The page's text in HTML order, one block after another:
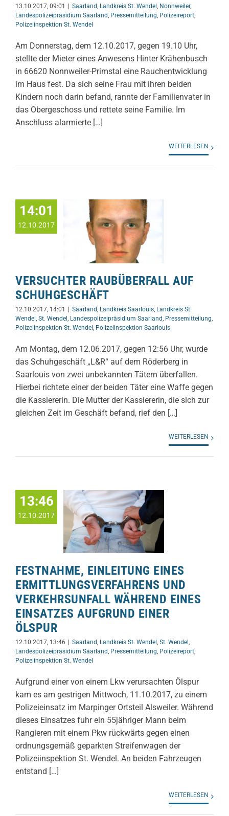
13.10.2017, 09:01 Saarland, Landkreis St. Wendel , Nonnweiler,
Landespolizeipräsidium Saarland, Pressemitteilung, Polizeireport,
Polizeiinspektion St. Wendel
Am Donnerstag, dem 12.10.2017, gegen 19.10 Uhr,
stellte der Mieter eines Anwesens Hinter Krähenbusch
in 66620 Nonnweiler-Primstal eine Rauchentwicklung
im Haus fest. Da sich seine Frau mit ihren beiden
Kindern noch darin befand, rannte der Familienvater in
das Obergeschoss und rettete seine Familie. Im
Anschluss alarmierte […]
WEITERLESEN
14:01
12.10.2017
VERSUCHTER RAUBÜBERFALL AUF
SCHUHGESCHÄFT
12.10.2017, 14:01 | Saarland Landkreis Saarlouis Landkreis St.
Wendel St. Wendel Landespolizeipräsidium Saarland Pressemitteilung
Polizeiinspektion St. Wendel Polizeiinspektion Saarlouis
Am Montag, dem 12.06.2017, gegen 12:56 Uhr, wurde
das Schuhgeschäft „L&R“ auf dem Röderberg in
Saarlouis von zwei unbekannten Tätern überfallen.
Hierbei richtete einer der beiden Täter eine Waffe gegen
die Kassiererin. Die Mutter der Kassiererin, die sich zur
gleichen Zeit im Geschäft befand, rief den […]
WEITERLESEN
13:46
12.10.2017
FESTNAHME, EINLEITUNG EINES
ERMITTLUNGSVERFAHRENS UND
VERKEHRSUNFALL WÄHREND EINES
EINSATZES AUFGRUND EINER
ÖLSPUR
12.10.2017, 13:46 Saarland, Landkreis St. Wendel , St. Wendel ,
Landespolizeipräsidium Saarland, Pressemitteilung, Polizeireport,
Polizeiinspektion St. Wendel
Aufgrund einer von einem Lkw verursachten Ölspur
kam es am gestrigen Mittwoch, 11.10.2017, zu einem
Polizeieinsatz im Marpinger Ortsteil Alsweiler. Während
dieses Einsatzes fuhr ein 55jähriger Mann beim
Rangieren mit einem Pkw rückwärts gegen einen
ordnungsgemäß geparkten Streifenwagen der
Polizeiinspektion St. Wendel. An beiden Fahrzeugen
entstand […]
WEITERLESEN